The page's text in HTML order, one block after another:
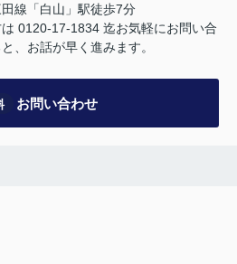
線「白山」駅徒歩7分
0120-17-1834 迄お気軽にお問い合
、お話が早く進みます。
お問い合わせ